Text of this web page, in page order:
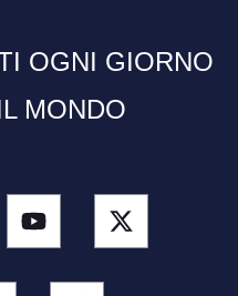
OGNI GIORNO
MONDO